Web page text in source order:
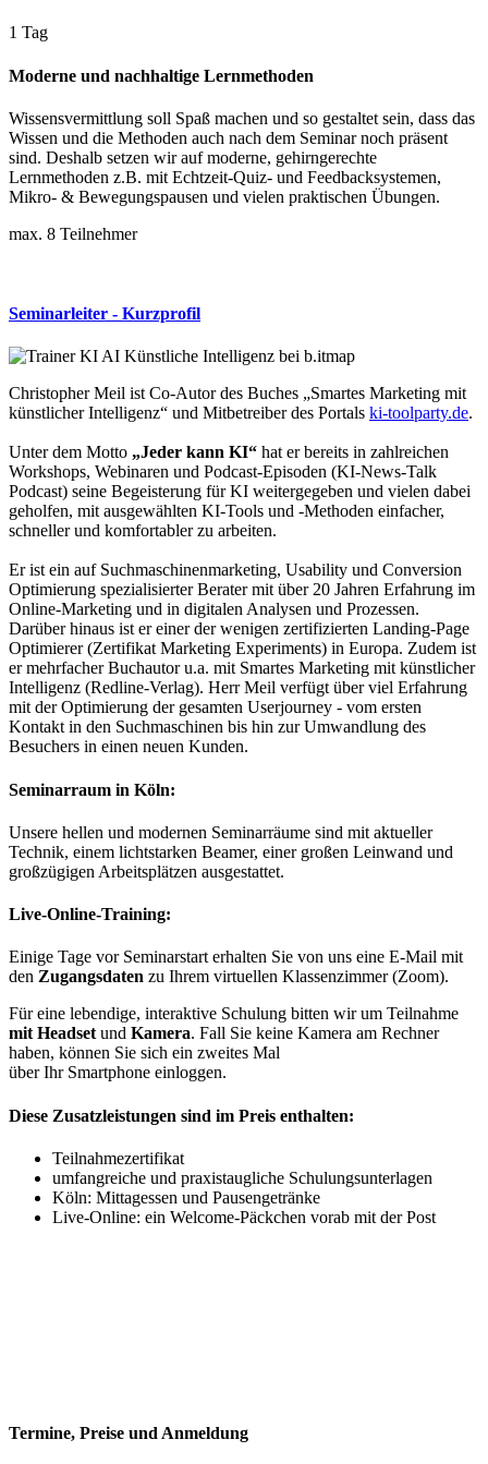
1 Tag
Moderne und nachhaltige Lernmethoden
Wissensvermittlung soll Spaß machen und so gestaltet sein, dass das
Wissen und die Methoden auch nach dem Seminar noch präsent
sind. Deshalb setzen wir auf moderne, gehirngerechte
Lernmethoden z.B. mit Echtzeit-Quiz- und Feedbacksystemen,
Mikro- & Bewegungspausen und vielen praktischen Übungen.
max. 8 Teilnehmer
Seminarleiter - Kurzprofil
Christopher Meil ist Co-Autor des Buches „Smartes Marketing mit
künstlicher Intelligenz“ und Mitbetreiber des Portals ki-toolparty.de.
Unter dem Motto „Jeder kann KI“ hat er bereits in zahlreichen
Workshops, Webinaren und Podcast-Episoden (KI-News-Talk
Podcast) seine Begeisterung für KI weitergegeben und vielen dabei
geholfen, mit ausgewählten KI-Tools und -Methoden einfacher,
schneller und komfortabler zu arbeiten.
Er ist ein auf Suchmaschinenmarketing, Usability und Conversion
Optimierung spezialisierter Berater mit über 20 Jahren Erfahrung im
Online-Marketing und in digitalen Analysen und Prozessen.
Darüber hinaus ist er einer der wenigen zertifizierten Landing-Page
Optimierer (Zertifikat Marketing Experiments) in Europa. Zudem ist
er mehrfacher Buchautor u.a. mit Smartes Marketing mit künstlicher
Intelligenz (Redline-Verlag). Herr Meil verfügt über viel Erfahrung
mit der Optimierung der gesamten Userjourney - vom ersten
Kontakt in den Suchmaschinen bis hin zur Umwandlung des
Besuchers in einen neuen Kunden.
Seminarraum in Köln:
Unsere hellen und modernen Seminarräume sind mit aktueller
Technik, einem lichtstarken Beamer, einer großen Leinwand und
großzügigen Arbeitsplätzen ausgestattet.
Live-Online-Training:
Einige Tage vor Seminarstart erhalten Sie von uns eine E-Mail mit
den Zugangsdaten zu Ihrem virtuellen Klassenzimmer (Zoom).
Für eine lebendige, interaktive Schulung bitten wir um Teilnahme
mit Headsetund Kamera. Fall Sie keine Kamera am Rechner
haben, können Sie sich ein zweites Mal
über Ihr Smartphone einloggen.
Diese Zusatzleistungen sind im Preis enthalten:
Teilnahmezertifikat
umfangreiche und praxistaugliche Schulungsunterlagen
Köln: Mittagessen und Pausengetränke
Live-Online: ein Welcome-Päckchen vorab mit der Post
Termine, Preise und Anmeldung